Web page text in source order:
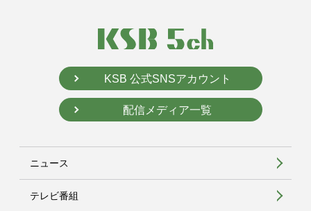
KSB 公式SNSアカウント
配信メディア一覧
ニュース
テレビ番組